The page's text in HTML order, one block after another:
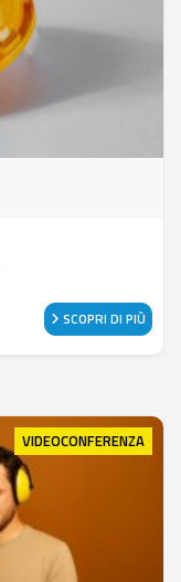
SCOPRI DI PIÙ
VIDEOCONFERENZA